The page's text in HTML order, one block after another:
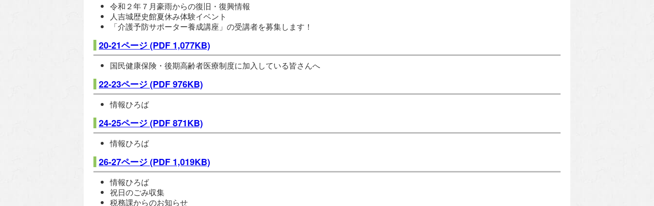
令和２年７月豪雨からの復旧・復興情報
人吉城歴史館夏休み体験イベント
「介護予防サポーター養成講座」の受講者を募集します！
20-21ページ(PDF 1,077KB)
国民健康保険・後期高齢者医療制度に加入している皆さんへ
22-23ページ(PDF 976KB)
情報ひろば
24-25ページ(PDF 871KB)
情報ひろば
26-27ページ(PDF 1,019KB)
情報ひろば
祝日のごみ収集
税務課からのお知らせ